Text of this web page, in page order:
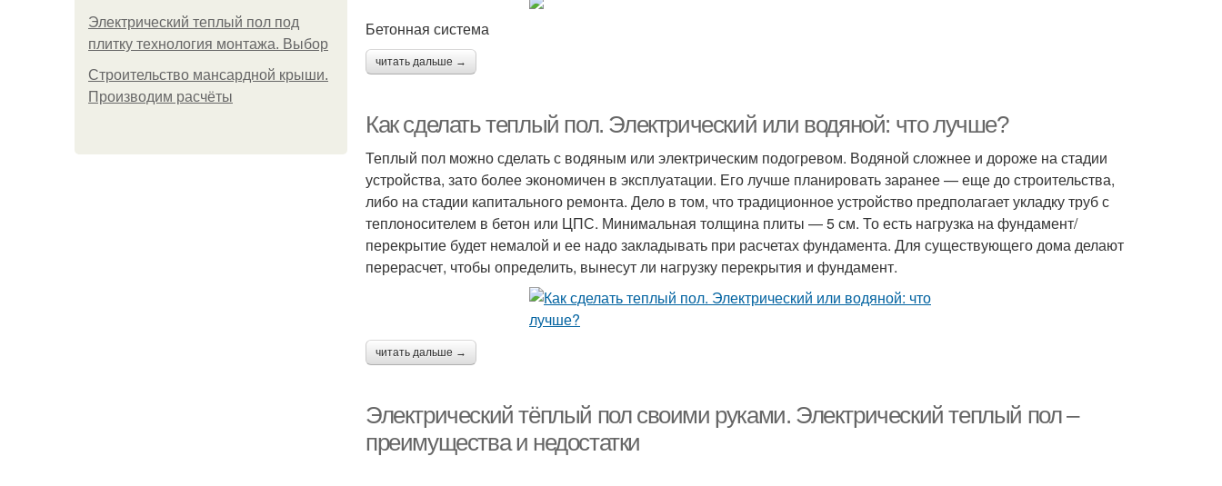
Электрический теплый пол под
плитку технология монтажа. Выбор
Строительство мансардной крыши.
Производим расчёты
Бетонная система
читать дальше →
Как сделать теплый пол. Электрический или водяной: что лучше?
Теплый пол можно сделать с водяным или электрическим подогревом. Водяной сложнее и дороже на стадии
устройства, зато более экономичен в эксплуатации. Его лучше планировать заранее — еще до строительства,
либо на стадии капитального ремонта. Дело в том, что традиционное устройство предполагает укладку труб с
теплоносителем в бетон или ЦПС. Минимальная толщина плиты — 5 см. То есть нагрузка на фундамент/
перекрытие будет немалой и ее надо закладывать при расчетах фундамента. Для существующего дома делают
перерасчет, чтобы определить, вынесут ли нагрузку перекрытия и фундамент.
читать дальше →
Электрический тёплый пол своими руками. Электрический теплый пол –
преимущества и недостатки